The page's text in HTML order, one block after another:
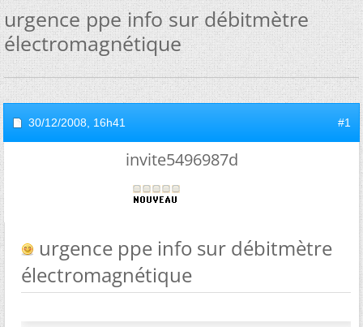
urgence ppe info sur débitmètre
électromagnétique
30/12/2008, 16h41 #1
invite5496987d
urgence ppe info sur débitmètre
électromagnétique